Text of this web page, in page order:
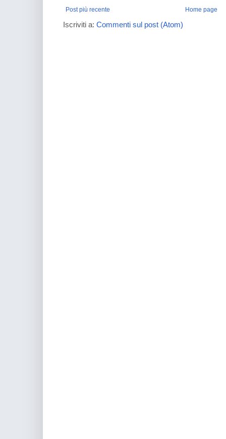
Post più recente Home page
Iscriviti a: Commenti sul post (Atom)